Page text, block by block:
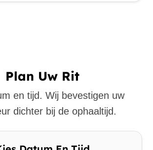
Plan Uw Rit
en tijd. Wij bevestigen uw
dichter bij de ophaaltijd.